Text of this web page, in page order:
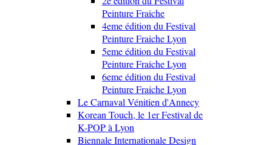
Peinture Fraiche
4eme édition du Festival
Peinture Fraiche Lyon
5eme édition du Festival
Peinture Fraiche Lyon
6eme édition du Festival
Peinture Fraiche Lyon
Le Carnaval Vénitien d'Annecy
Korean Touch, le 1er Festival de
K-POP à Lyon
Biennale Internationale Design